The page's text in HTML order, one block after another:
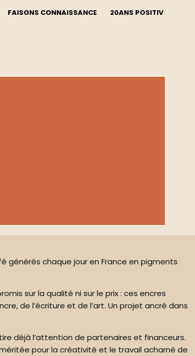
FAISONS CONNAISSANCE 20ANS POSITIV
générés chaque jour en France en pigments
sur la qualité ni sur le prix : ces encres
de l’écriture et de l’art. Un projet ancré dans
déjà l’attention de partenaires et financeurs.
pour la créativité et le travail acharné de